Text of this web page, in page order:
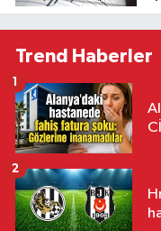
Trend Haberler
1
2